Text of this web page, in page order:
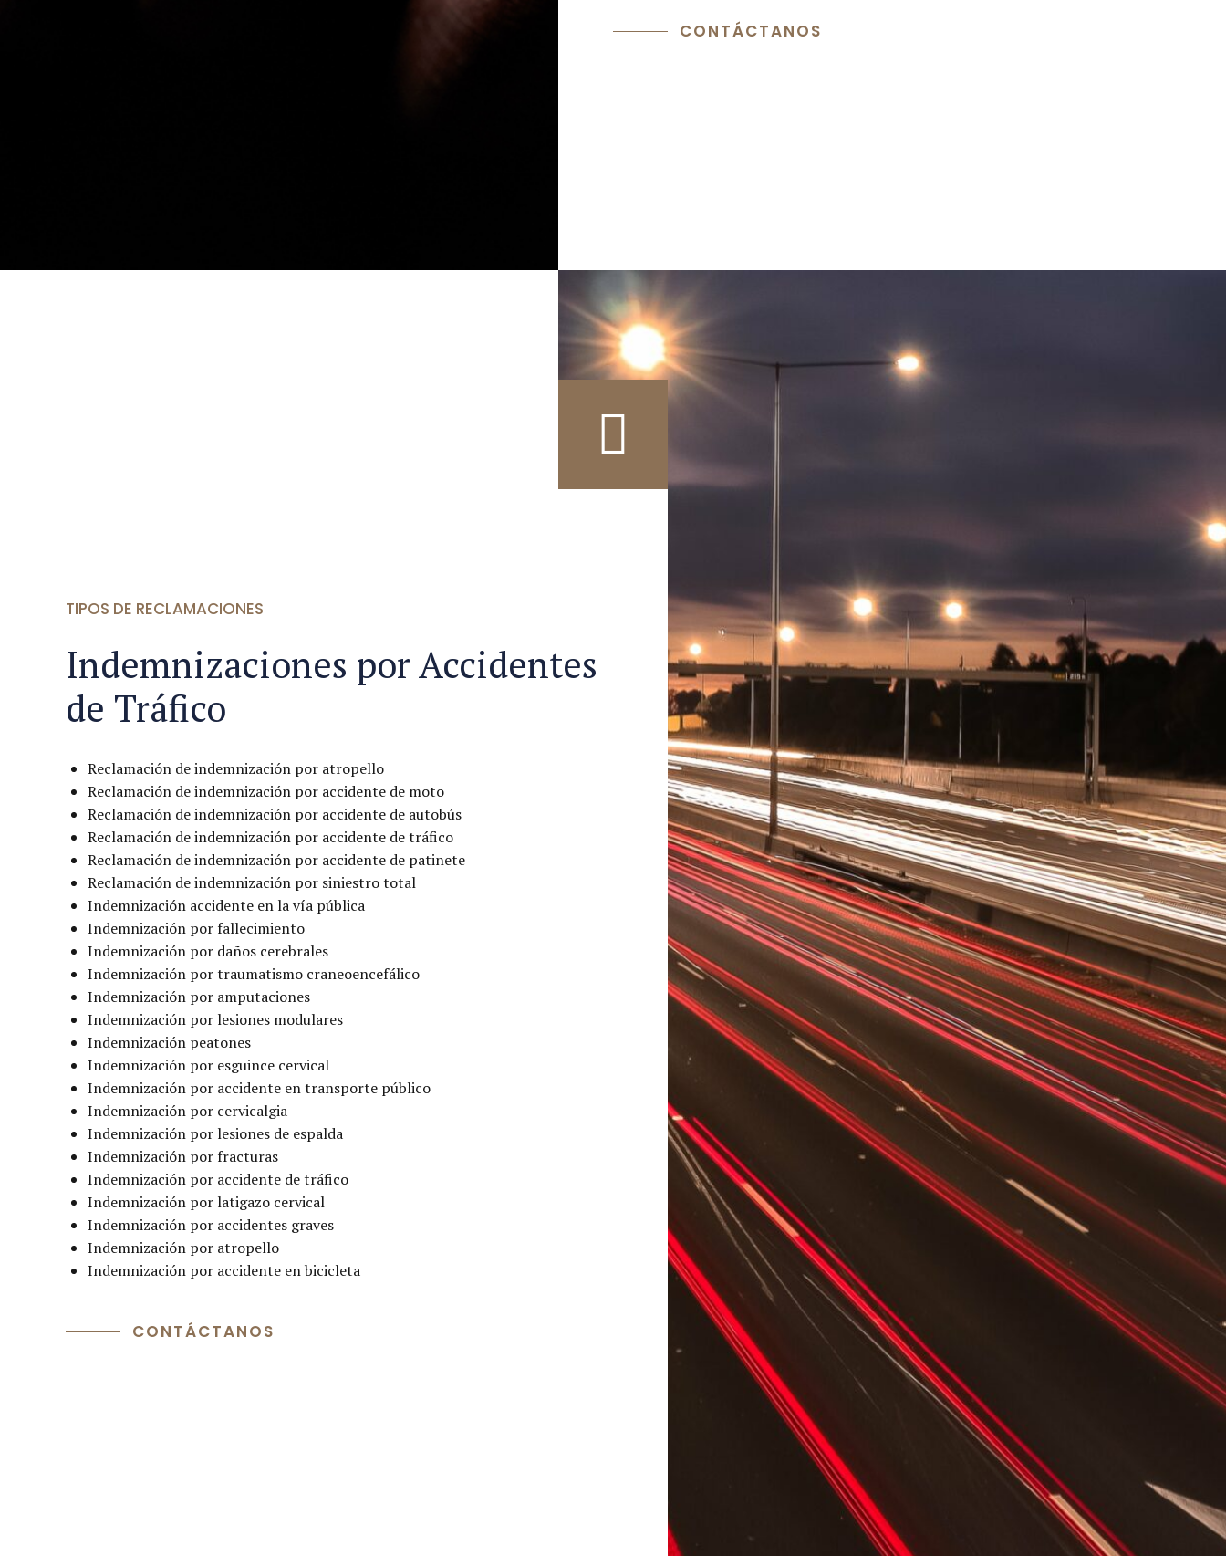
CONTÁCTANOS
TIPOS DE RECLAMACIONES
Indemnizaciones por Accidentes
de Tráfico
Reclamación de indemnización por atropello
Reclamación de indemnización por accidente de moto
Reclamación de indemnización por accidente de autobús
Reclamación de indemnización por accidente de tráfico
Reclamación de indemnización por accidente de patinete
Reclamación de indemnización por siniestro total
Indemnización accidente en la vía pública
Indemnización por fallecimiento
Indemnización por daños cerebrales
Indemnización por traumatismo craneoencefálico
Indemnización por amputaciones
Indemnización por lesiones modulares
Indemnización peatones
Indemnización por esguince cervical
Indemnización por accidente en transporte público
Indemnización por cervicalgia
Indemnización por lesiones de espalda
Indemnización por fracturas
Indemnización por accidente de tráfico
Indemnización por latigazo cervical
Indemnización por accidentes graves
Indemnización por atropello
Indemnización por accidente en bicicleta
CONTÁCTANOS